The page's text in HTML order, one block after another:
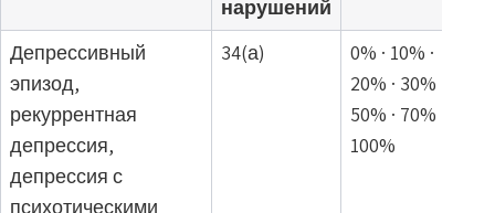
нарушений
Депрессивный
эпизод,
рекуррентная
депрессия,
депрессия с
психотическими
34(а)
0% · 10% ·
20% · 30% ·
50% · 70% ·
100%